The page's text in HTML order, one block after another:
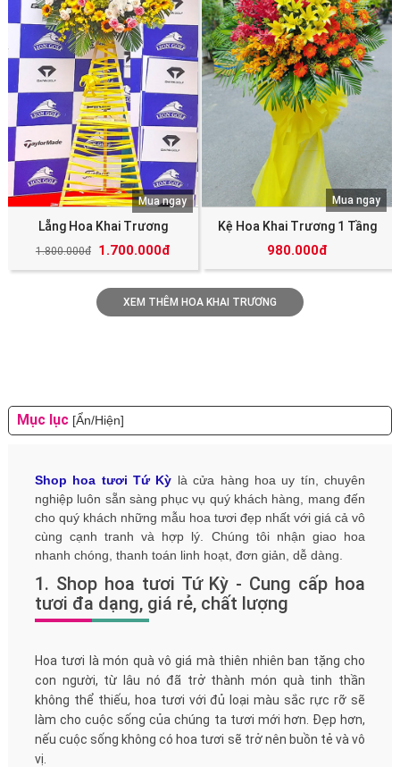
Lẵng Hoa Khai Trương
1.800.000đ 1.700.000đ
Mua ngay
Kệ Hoa Khai Trương 1 Tầng
980.000đ
Mua ngay
XEM THÊM HOA KHAI TRƯƠNG
Mục lục [Ẩn/Hiện]
Shop hoa tươi Tứ Kỳ là cửa hàng hoa uy tín, chuyên
nghiệp luôn sẵn sàng phục vụ quý khách hàng, mang đến
cho quý khách những mẫu hoa tươi đẹp nhất với giá cả vô
cùng cạnh tranh và hợp lý. Chúng tôi nhận giao hoa
nhanh chóng, thanh toán linh hoạt, đơn giản, dễ dàng.
1. Shop hoa tươi Tứ Kỳ - Cung cấp hoa
tươi đa dạng, giá rẻ, chất lượng
Hoa tươi là món quà vô giá mà thiên nhiên ban tặng cho
con người, từ lâu nó đã trở thành món quà tinh thần
không thể thiếu, hoa tươi với đủ loại màu sắc rực rỡ sẽ
làm cho cuộc sống của chúng ta tươi mới hơn. Đẹp hơn,
nếu cuộc sống không có hoa tươi sẽ trở nên buồn tẻ và vô
vị.